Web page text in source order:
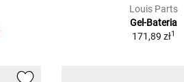
Louis Parts
Gel-Bateria
171,89 zł1